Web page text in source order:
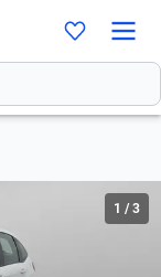
1 /3